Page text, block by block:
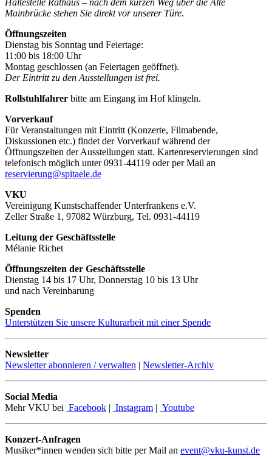
Haltestelle Rathaus – nach dem kurzen Weg über die Alte
Mainbrücke stehen Sie direkt vor unserer Türe.
Öffnungszeiten
Dienstag bis Sonntag und Feiertage:
11:00 bis 18:00 Uhr
Montag geschlossen (an Feiertagen geöffnet).
Der Eintritt zu den Ausstellungen ist frei.
Rollstuhlfahrer bitte am Eingang im Hof klingeln.
Vorverkauf
Für Veranstaltungen mit Eintritt (Konzerte, Filmabende,
Diskussionen etc.) findet der Vorverkauf während der
Öffnungszeiten der Ausstellungen statt. Kartenreservierungen sind
telefonisch möglich unter 0931-44119 oder per Mail an
reservierung@spitaele.de
VKU
Vereinigung Kunstschaffender Unterfrankens e.V.
Zeller Straße 1, 97082 Würzburg, Tel. 0931-44119
Leitung der Geschäftsstelle
Mélanie Richet
Öffnungszeiten der Geschäftsstelle
Dienstag 14 bis 17 Uhr, Donnerstag 10 bis 13 Uhr
und nach Vereinbarung
Spenden
Unterstützen Sie unsere Kulturarbeit mit einer Spende
Newsletter
Newsletter abonnieren / verwalten | Newsletter-Archiv
Social Media
Mehr VKU bei Facebook | Instagram | Youtube
Konzert-Anfragen
Musiker*innen wenden sich bitte per Mail an event@vku-kunst.de